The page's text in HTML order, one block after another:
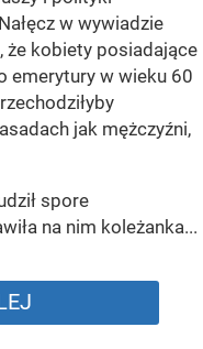
w wywiadzie
że kobiety posiadające
emerytury w wieku 60
jak mężczyźni,
spore
na nim koleżanka...